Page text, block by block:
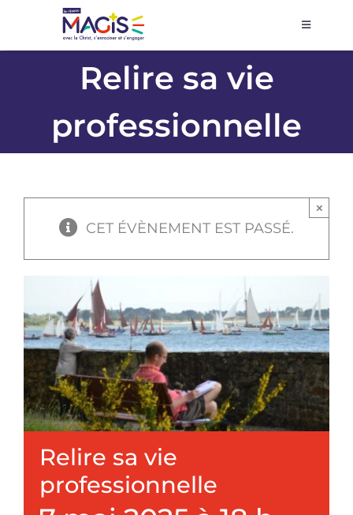
contenu
Toggle
Agenda
Se former
Pôles régionaux
Nous connaître
Faire un don
Relire sa vie
professionnelle
CET ÉVÈNEMENT EST PASSÉ.
×
Relire sa vie
professionnelle